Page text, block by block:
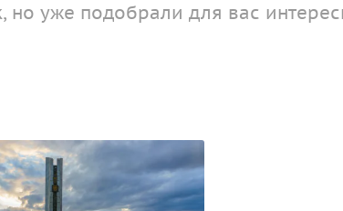
уже подобрали для вас